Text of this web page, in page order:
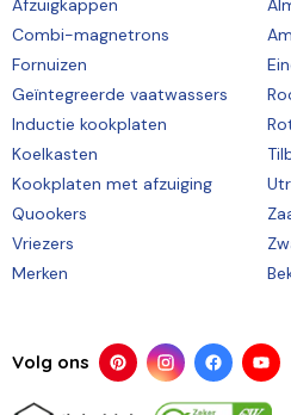
Afzuigkappen
Combi-magnetrons
Fornuizen
Geïntegreerde vaatwassers
Inductie kookplaten
Koelkasten
Kookplaten met afzuiging
Quookers
Vriezers
Merken
Volg ons